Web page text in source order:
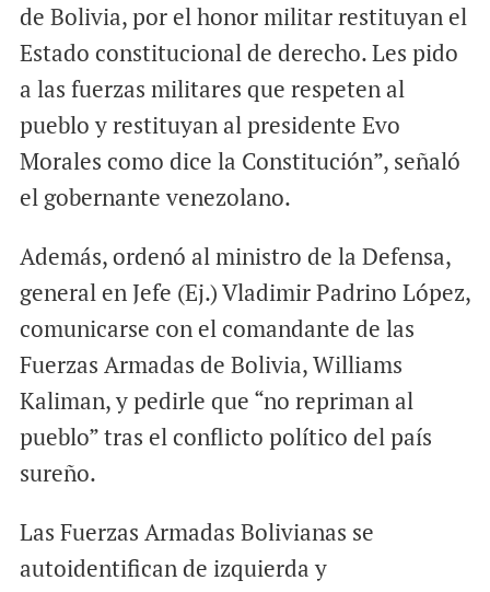
de Bolivia, por el honor militar restituyan el
Estado constitucional de derecho. Les pido
a las fuerzas militares que respeten al
pueblo y restituyan al presidente Evo
Morales como dice la Constitución”, señaló
el gobernante venezolano.
Además, ordenó al ministro de la Defensa,
general en Jefe (Ej.) Vladimir Padrino López,
comunicarse con el comandante de las
Fuerzas Armadas de Bolivia, Williams
Kaliman, y pedirle que “no repriman al
pueblo” tras el conflicto político del país
sureño.
Las Fuerzas Armadas Bolivianas se
autoidentifican de izquierda y